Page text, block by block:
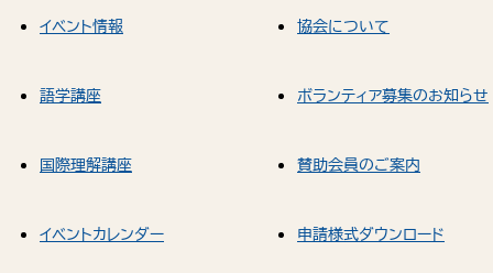
イベント情報
語学講座
国際理解講座
イベントカレンダー
協会について
ボランティア募集のお知らせ
賛助会員のご案内
申請様式ダウンロード